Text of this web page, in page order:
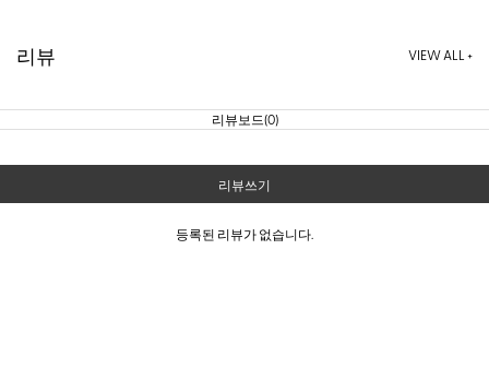
리뷰 VIEW ALL +
리뷰보드(0)
리뷰쓰기
등록된 리뷰가 없습니다.